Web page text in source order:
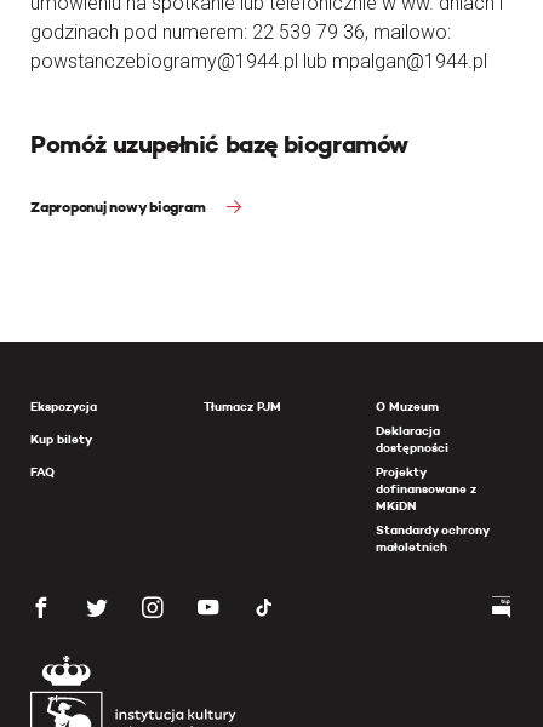
godzinach pod numerem: 22 539 79 36, mailowo:
powstanczebiogramy@1944.pl lub mpalgan@1944.pl
Pomóż uzupełnić bazę biogramów
Zaproponuj nowy biogram
Ekspozycja
Kup bilety
FAQ
Tłumacz PJM
O Muzeum
Deklaracja
dostępności
Projekty
dofinansowane z
MKiDN
Standardy ochrony
małoletnich